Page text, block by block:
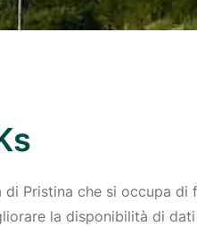
Pristina che si occupa
la disponibilità di